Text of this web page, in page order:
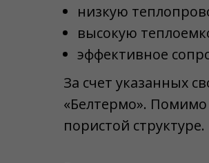
низкую
высокую
эффективное
За счет указанных
«Белтермо».
пористой структуре.